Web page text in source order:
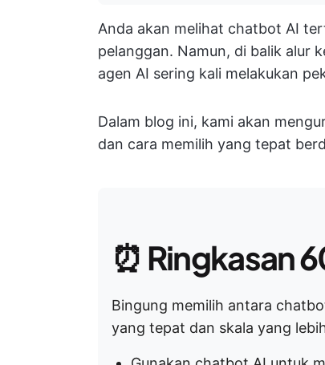
Anda akan melihat chatbot AI
pelanggan. Namun, di balik alur
agen AI sering kali melakukan
Dalam blog ini, kami akan
dan cara memilih yang tepat
⏰ Ringkasan
Bingung memilih antara
yang tepat dan skala yang